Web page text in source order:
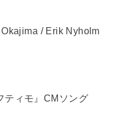
/ Erik Nyholm
ティモ』CMソング